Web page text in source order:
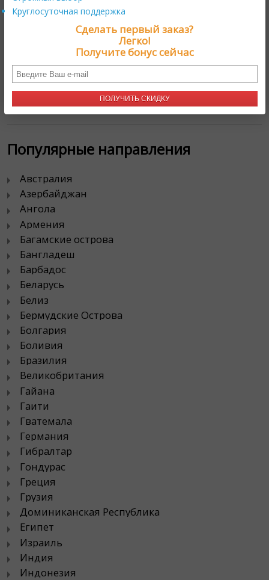
Контакты
111024, г. Москва,
проезд Энтузиастов, д. 19А
тел. 8 800 333 4924
Популярные направления
Австралия
Азербайджан
Ангола
Армения
Багамские острова
Бангладеш
Барбадос
Беларусь
Белиз
Бермудские Острова
Болгария
Боливия
Бразилия
Великобритания
Гайана
Гаити
Гватемала
Германия
Гибралтар
Гондурас
Греция
Грузия
Доминиканская Республика
Египет
Израиль
Индия
Индонезия
Круглосуточная поддержка
Сделать первый заказ?
Легко!
Получите бонус сейчас
ПОЛУЧИТЬ СКИДКУ